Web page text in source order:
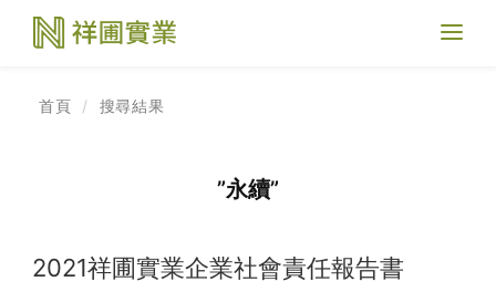
首頁 搜尋結果
”永續”
2021祥圃實業企業社會責任報告書